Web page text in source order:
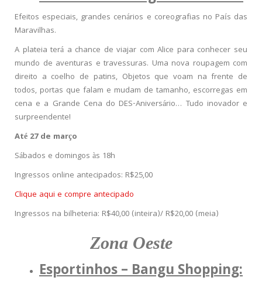
Efeitos especiais, grandes cenários e coreografias no País das
Maravilhas.
A plateia terá a chance de viajar com Alice para conhecer seu
mundo de aventuras e travessuras. Uma nova roupagem com
direito a coelho de patins, Objetos que voam na frente de
todos, portas que falam e mudam de tamanho, escorregas em
cena e a Grande Cena do DES-Aniversário… Tudo inovador e
surpreendente!
Até 27 de março
Sábados e domingos às 18h
Ingressos online antecipados: R$25,00
Clique aqui e compre antecipado
Ingressos na bilheteria: R$40,00 (inteira)/ R$20,00 (meia)
Zona Oeste
Esportinhos – Bangu Shopping: